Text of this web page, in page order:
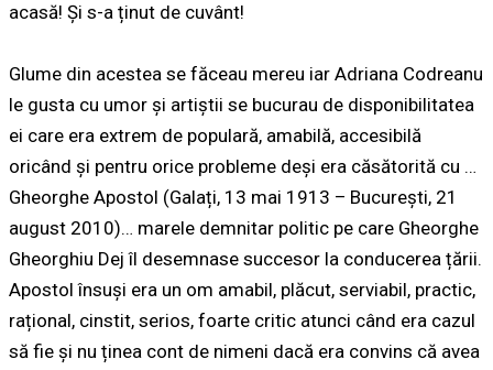
acasă! Și s-a ținut de cuvânt!
Glume din acestea se făceau mereu iar Adriana Codreanu
le gusta cu umor și artiștii se bucurau de disponibilitatea
ei care era extrem de populară, amabilă, accesibilă
oricând și pentru orice probleme deși era căsătorită cu …
Gheorghe Apostol (Galați, 13 mai 1913 – București, 21
august 2010)… marele demnitar politic pe care Gheorghe
Gheorghiu Dej îl desemnase succesor la conducerea țării.
Apostol însuși era un om amabil, plăcut, serviabil, practic,
rațional, cinstit, serios, foarte critic atunci când era cazul
să fie și nu ținea cont de nimeni dacă era convins că avea